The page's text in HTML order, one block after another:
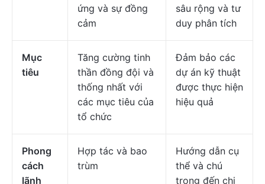
ứng và sự đồng
cảm
sâu rộng và tư
duy phân tích
Mục
tiêu
Tăng cường tinh
thần đồng đội và
thống nhất với
các mục tiêu của
tổ chức
Đảm bảo các
dự án kỹ thuật
được thực hiện
hiệu quả
Phong
cách
lãnh
Hợp tác và bao
trùm
Hướng dẫn cụ
thể và chú
trọng đến chi